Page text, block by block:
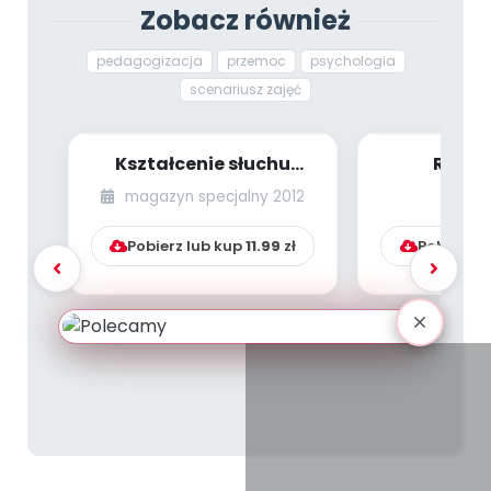
Zobacz również
pedagogizacja przemoc
psychologia
scenariusz zajęć
Kształcenie słuchu
fonematycznego
(scenariusze zajęć)...
magazyn specjalny 2012
Pobierz lub kup11.99 zł Pobierz